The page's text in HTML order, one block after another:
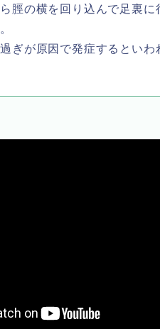
脛の横を回り込んで足裏に
ぎが原因で発症するといわ